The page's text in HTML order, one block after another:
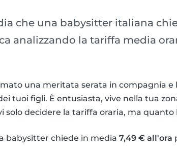
che una babysitter italiana
analizzando la tariffa media
una meritata serata in compagnia
tuoi figli. È entusiasta, vive nella tua
solo decidere la tariffa oraria, ma quanto
babysitter chiede in media 7,49 € all'ora